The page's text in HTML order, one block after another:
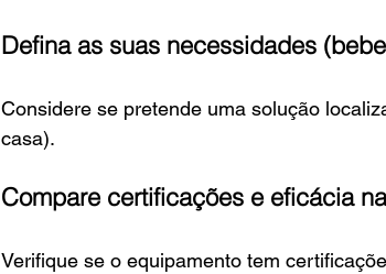
Defina as suas necessidades
Considere se pretende uma solução
casa).
Compare certificações e eficácia
Verifique se o equipamento tem